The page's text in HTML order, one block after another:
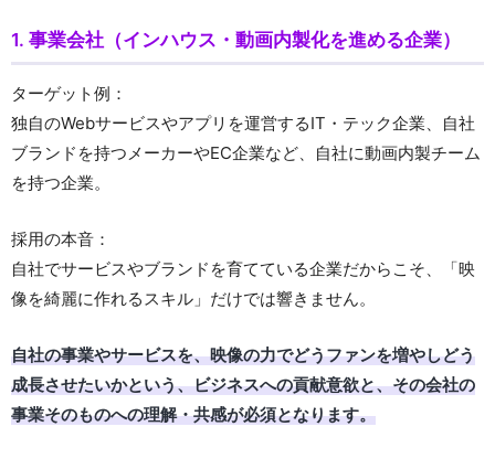
1. 事業会社（インハウス・動画内製化を進める企業）
ターゲット例：
独自のWebサービスやアプリを運営するIT・テック企業、自社
ブランドを持つメーカーやEC企業など、自社に動画内製チーム
を持つ企業。
採用の本音：
自社でサービスやブランドを育てている企業だからこそ、「映
像を綺麗に作れるスキル」だけでは響きません。
自社の事業やサービスを、映像の力でどうファンを増やしどう
成長させたいかという、ビジネスへの貢献意欲と、その会社の
事業そのものへの理解・共感が必須となります。